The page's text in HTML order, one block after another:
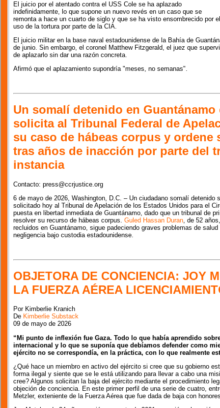
El juicio por el atentado contra el USS Cole se ha aplazado
indefinidamente, lo que supone un nuevo revés en un caso que se
remonta a hace un cuarto de siglo y que se ha visto ensombrecido por el
uso de la tortura por parte de la CIA.
El juicio militar en la base naval estadounidense de la Bahía de
de junio. Sin embargo, el coronel Matthew Fitzgerald, el juez que
de aplazarlo sin dar una razón concreta.
Afirmó que el aplazamiento supondría "meses, no semanas".
Un somalí detenido en Guantánamo
solicita al Tribunal Federal de
su caso de hábeas corpus y ordene
tras años de inacción por parte del
instancia
Contacto: press@ccrjustice.org
6 de mayo de 2026, Washington, D.C. – Un ciudadano somalí detenido
solicitado hoy al Tribunal de Apelación de los Estados Unidos para el
puesta en libertad inmediata de Guantánamo, dado que un tribunal de
resolver su recurso de hábeas corpus. Guled Hassan Duran, de 52
recluidos en Guantánamo, sigue padeciendo graves problemas de
negligencia bajo custodia estadounidense.
OBJETORA DE CONCIENCIA: JOY
LA FUERZA AÉREA
Por Kimberlie Kranich
De Kimberlie Substack
09 de mayo de 2026
“Mi punto de inflexión fue Gaza. Todo lo que había aprendido
internacional y lo que se suponía que debíamos defender como
ejército no se correspondía, en la práctica, con lo que realmente
¿Qué hace un miembro en activo del ejército si cree que su gobierno
forma ilegal y siente que se le está utilizando para llevar a cabo una
cree? Algunos solicitan la baja del ejército mediante el procedimiento
objeción de conciencia. En este primer perfil de una serie de cuatro,
Metzler, exteniente de la Fuerza Aérea que fue dada de baja con